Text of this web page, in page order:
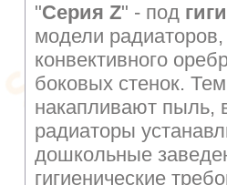
"Серия Z" - под
модели
конвективного
боковых стенок.
накапливают пыль,
радиаторы
дошкольные
гигиенические